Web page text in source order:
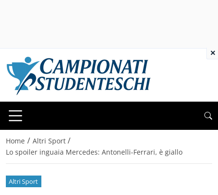
Home / Altri Sport /
Lo spoiler inguaia Mercedes: Antonelli-Ferrari, è giallo
Altri Sport
×